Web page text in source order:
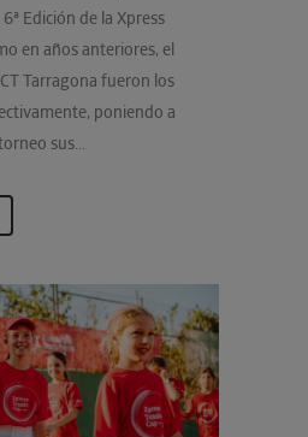
Edición de la Xpress
en años anteriores, el
Tarragona fueron los
poniendo a
sus...